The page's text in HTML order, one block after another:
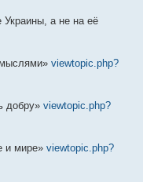
а не на её
viewtopic.php?
добру» viewtopic.php?
и мире» viewtopic.php?